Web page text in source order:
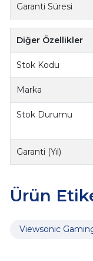
Garanti Süresi
Diğer Özellikler
Stok Kodu
Marka
Stok Durumu
Garanti (Yıl)
Ürün
Viewsonic